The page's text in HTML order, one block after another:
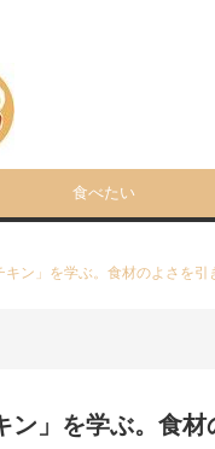
食べたい
ン」を学ぶ。食材のよさを引
ン」を学ぶ。食